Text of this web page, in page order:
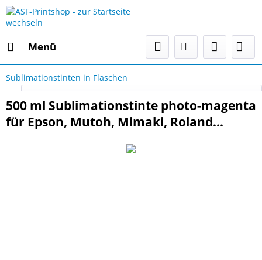
Menü
Select Language
Sublimationstinten in Flaschen
500 ml Sublimationstinte photo-magenta
für Epson, Mutoh, Mimaki, Roland...